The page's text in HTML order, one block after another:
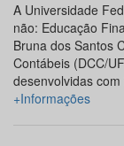
A Universidade
não: Educação
Bruna dos Santos
Contábeis (DCC/
desenvolvidas
+Informações